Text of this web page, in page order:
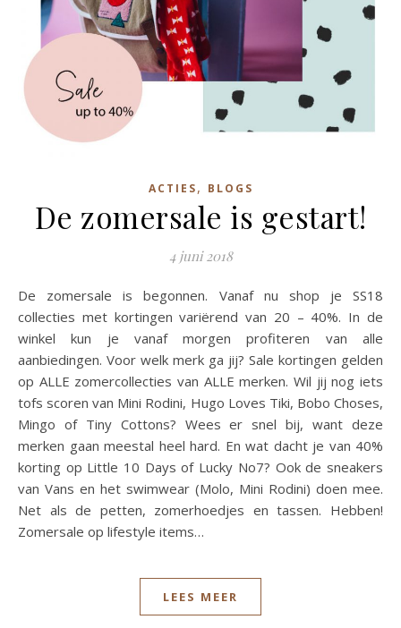
ACTIES, BLOGS
De zomersale is gestart!
4 juni 2018
De zomersale is begonnen. Vanaf nu shop je SS18
collecties met kortingen variërend van 20 – 40%. In de
winkel kun je vanaf morgen profiteren van alle
aanbiedingen. Voor welk merk ga jij? Sale kortingen gelden
op ALLE zomercollecties van ALLE merken. Wil jij nog iets
tofs scoren van Mini Rodini, Hugo Loves Tiki, Bobo Choses,
Mingo of Tiny Cottons? Wees er snel bij, want deze
merken gaan meestal heel hard. En wat dacht je van 40%
korting op Little 10 Days of Lucky No7? Ook de sneakers
van Vans en het swimwear (Molo, Mini Rodini) doen mee.
Net als de petten, zomerhoedjes en tassen. Hebben!
Zomersale op lifestyle items…
LEES MEER